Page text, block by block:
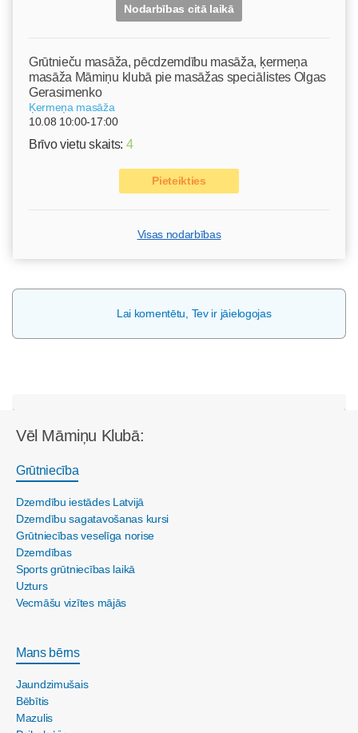
Nodarbības citā laikā
Grūtnieču masāža, pēcdzemdību masāža, ķermeņa
masāža Māmiņu klubā pie masāžas speciālistes Olgas
Gerasimenko
Ķermeņa masāža
10.08 10:00-17:00
Brīvo vietu skaits: 4
Pieteikties
Visas nodarbības
Lai komentētu, Tev ir jāielogojas
Vēl Māmiņu Klubā:
Grūtniecība
Dzemdību iestādes Latvijā
Dzemdību sagatavošanas kursi
Grūtniecības veselīga norise
Dzemdības
Sports grūtniecības laikā
Uzturs
Vecmāšu vizītes mājās
Mans bērns
Jaundzimušais
Bēbītis
Mazulis